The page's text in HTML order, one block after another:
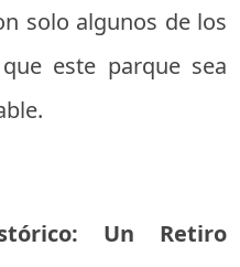
solo algunos de los
este parque sea
Un Retiro